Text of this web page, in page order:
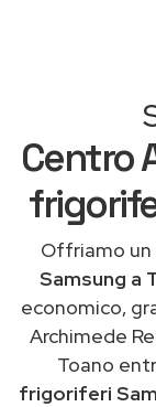
Centro
Offriamo un
Samsung a
economico,
Archimede
Toano
frigoriferi